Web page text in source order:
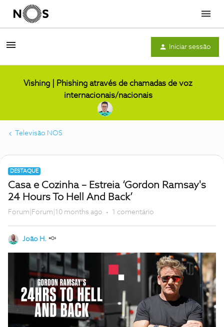
Menu
Iniciar sessão
Vishing | Phishing através de chamadas de voz
internacionais/nacionais
Televisão NOS
DESTAQUE
Casa e Cozinha – Estreia ‘Gordon Ramsay's
24 Hours To Hell And Back’
Forum|Forum|10 months ago 1 comentário
João H.